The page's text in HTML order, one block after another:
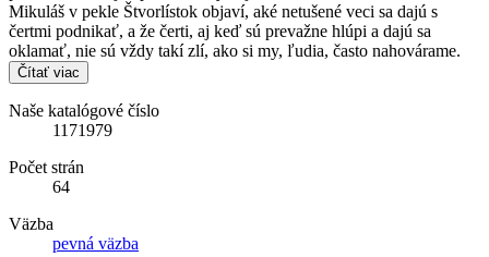
Mikuláš v pekle Štvorlístok objaví, aké netušené veci sa dajú s
čertmi podnikať, a že čerti, aj keď sú prevažne hlúpi a dajú sa
oklamať, nie sú vždy takí zlí, ako si my, ľudia, často nahovárame.
Čítať viac
Naše katalógové číslo
1171979
Počet strán
64
Väzba
pevná väzba